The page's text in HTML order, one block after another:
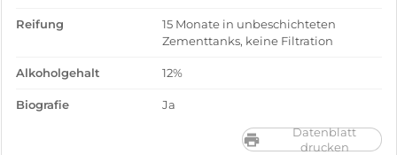
Reifung
15 Monate in unbeschichteten
Zementtanks, keine Filtration
Alkoholgehalt 12%
Biografie Ja
Datenblatt
drucken